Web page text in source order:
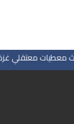
داخل